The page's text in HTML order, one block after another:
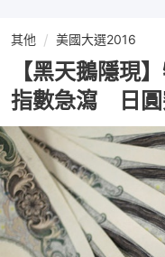
其他 美國大選2016
【黑天鵝隱現
指數急瀉 日圓